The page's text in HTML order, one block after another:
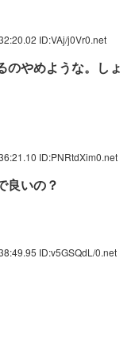
ID:VAj/j0Vr0.net
のやめような。しょ
ID:PNRtdXim0.net
良いの？
ID:v5GSQdL/0.net